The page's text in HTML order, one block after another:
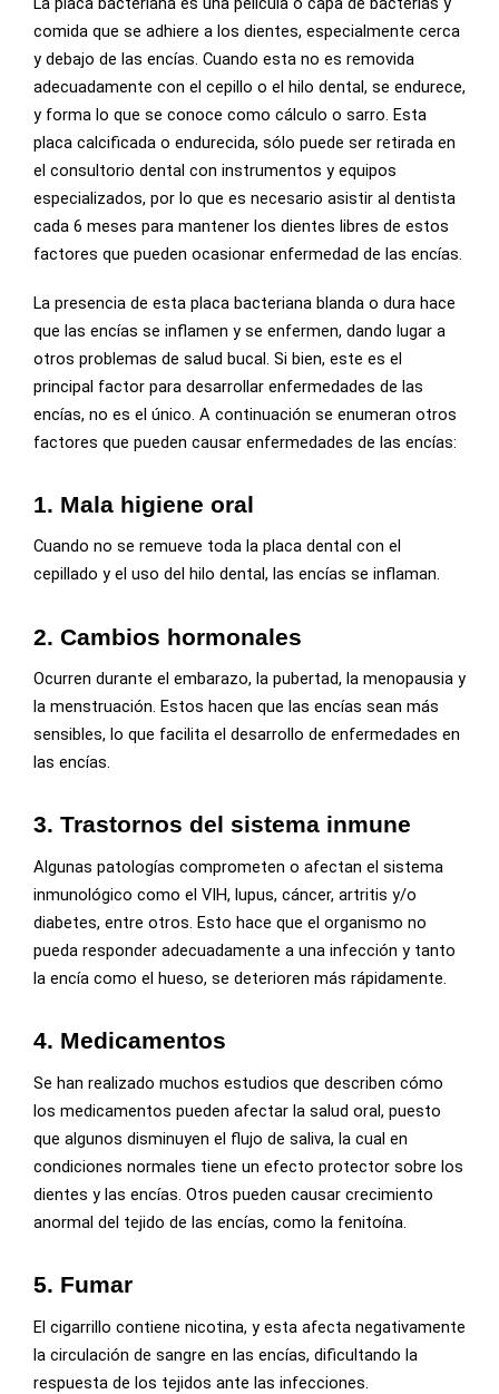
comida que se adhiere a los dientes, especialmente cerca
y debajo de las encías. Cuando esta no es removida
adecuadamente con el cepillo o el hilo dental, se endurece,
y forma lo que se conoce como cálculo o sarro. Esta
placa calcificada o endurecida, sólo puede ser retirada en
el consultorio dental con instrumentos y equipos
especializados, por lo que es necesario asistir al dentista
cada 6 meses para mantener los dientes libres de estos
factores que pueden ocasionar enfermedad de las encías.
La presencia de esta placa bacteriana blanda o dura hace
que las encías se inflamen y se enfermen, dando lugar a
otros problemas de salud bucal. Si bien, este es el
principal factor para desarrollar enfermedades de las
encías, no es el único. A continuación se enumeran otros
factores que pueden causar enfermedades de las encías:
1. Mala higiene oral
Cuando no se remueve toda la placa dental con el
cepillado y el uso del hilo dental, las encías se inflaman.
2. Cambios hormonales
Ocurren durante el embarazo, la pubertad, la menopausia y
la menstruación. Estos hacen que las encías sean más
sensibles, lo que facilita el desarrollo de enfermedades en
las encías.
3. Trastornos del sistema inmune
Algunas patologías comprometen o afectan el sistema
inmunológico como el VIH, lupus, cáncer, artritis y/o
diabetes, entre otros. Esto hace que el organismo no
pueda responder adecuadamente a una infección y tanto
la encía como el hueso, se deterioren más rápidamente.
4. Medicamentos
Se han realizado muchos estudios que describen cómo
los medicamentos pueden afectar la salud oral, puesto
que algunos disminuyen el flujo de saliva, la cual en
condiciones normales tiene un efecto protector sobre los
dientes y las encías. Otros pueden causar crecimiento
anormal del tejido de las encías, como la fenitoína.
5. Fumar
El cigarrillo contiene nicotina, y esta afecta negativamente
la circulación de sangre en las encías, dificultando la
respuesta de los tejidos ante las infecciones.